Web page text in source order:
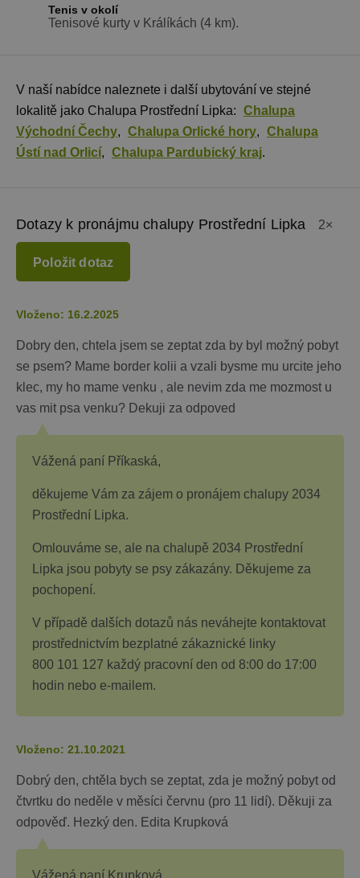
Tenis v okolí
Tenisové kurty v Králíkách (4 km).
V naší nabídce naleznete i další ubytování ve stejné
lokalitě jako Chalupa Prostřední Lipka: Chalupa
Východní Čechy, Chalupa Orlické hory, Chalupa
Ústí nad Orlicí, Chalupa Pardubický kraj.
Dotazy k pronájmu chalupy Prostřední Lipka 2×
Položit dotaz
Vloženo: 16.2.2025
Dobry den, chtela jsem se zeptat zda by byl možný pobyt
se psem? Mame border kolii a vzali bysme mu urcite jeho
klec, my ho mame venku , ale nevim zda me mozmost u
vas mit psa venku? Dekuji za odpoved
Vážená paní Příkaská,
děkujeme Vám za zájem o pronájem chalupy 2034
Prostřední Lipka.
Omlouváme se, ale na chalupě 2034 Prostřední
Lipka jsou pobyty se psy zákazány. Děkujeme za
pochopení.
V případě dalších dotazů nás neváhejte kontaktovat
prostřednictvím bezplatné zákaznické linky
800 101 127 každý pracovní den od 8:00 do 17:00
hodin nebo e-mailem.
Vloženo: 21.10.2021
Dobrý den, chtěla bych se zeptat, zda je možný pobyt od
čtvrtku do neděle v měsíci červnu (pro 11 lidí). Děkuji za
odpověď. Hezký den. Edita Krupková
Vážená paní Krupková,